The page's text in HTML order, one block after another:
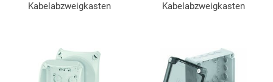
Kabelabzweigkasten
Kabelabzweigkasten